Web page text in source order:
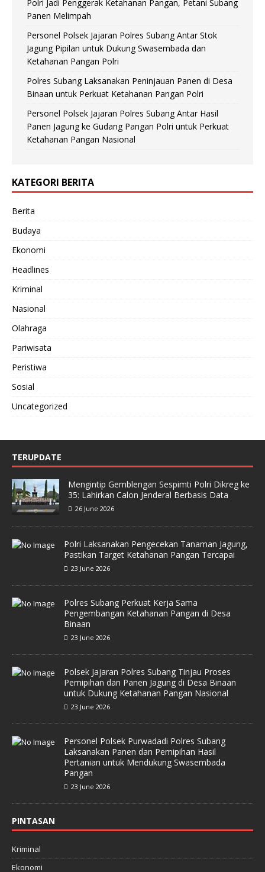
Polri Jadi Penggerak Ketahanan Pangan, Petani Subang
Panen Melimpah
Personel Polsek Jajaran Polres Subang Antar Stok
Jagung Pipilan untuk Dukung Swasembada dan
Ketahanan Pangan Polri
Polres Subang Laksanakan Peninjauan Panen di Desa
Binaan untuk Perkuat Ketahanan Pangan Polri
Personel Polsek Jajaran Polres Subang Antar Hasil
Panen Jagung ke Gudang Pangan Polri untuk Perkuat
Ketahanan Pangan Nasional
KATEGORI BERITA
Berita
Budaya
Ekonomi
Headlines
Kriminal
Nasional
Olahraga
Pariwisata
Peristiwa
Sosial
Uncategorized
TERUPDATE
Mengintip Gemblengan Sespimti Polri Dikreg ke
35: Lahirkan Calon Jenderal Berbasis Data
26 June 2026
Polri Laksanakan Pengecekan Tanaman Jagung,
Pastikan Target Ketahanan Pangan Tercapai
23 June 2026
Polres Subang Perkuat Kerja Sama
Pengembangan Ketahanan Pangan di Desa
Binaan
23 June 2026
Polsek Jajaran Polres Subang Tinjau Proses
Pemipihan dan Panen Jagung di Desa Binaan
untuk Dukung Ketahanan Pangan Nasional
23 June 2026
Personel Polsek Purwadadi Polres Subang
Laksanakan Panen dan Pemipihan Hasil
Pertanian untuk Mendukung Swasembada
Pangan
23 June 2026
PINTASAN
Kriminal
Ekonomi